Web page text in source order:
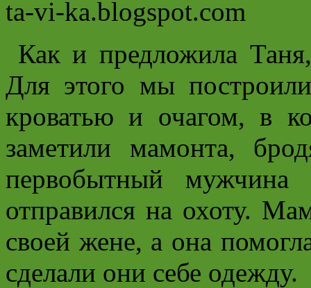
ta-vi-ka.blogspot.com
Как и предложила
Для этого мы
кроватью и очагом, в
заметили мамонта,
первобытный мужчина
отправился на охоту.
своей жене, а она
сделали они себе одежду.